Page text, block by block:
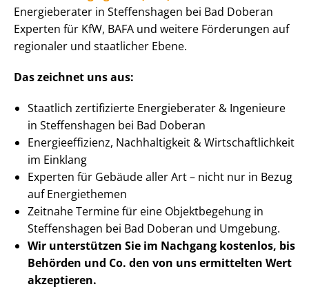
Energieberater in Steffenshagen bei Bad Doberan
Experten für KfW, BAFA und weitere Förderungen auf
regionaler und staatlicher Ebene.
Das zeichnet uns aus:
Staatlich zertifizierte Energieberater & Ingenieure
in Steffenshagen bei Bad Doberan
En­er­gie­ef­fi­zi­enz, Nachhaltigkeit & Wirt­schaft­lich­keit
im Einklang
Experten für Gebäude aller Art – nicht nur in Bezug
auf Energiethemen
Zeitnahe Termine für eine Objektbegehung in
Steffenshagen bei Bad Doberan und Umgebung.
Wir unterstützen Sie im Nachgang kostenlos, bis
Behörden und Co. den von uns ermittelten Wert
akzeptieren.